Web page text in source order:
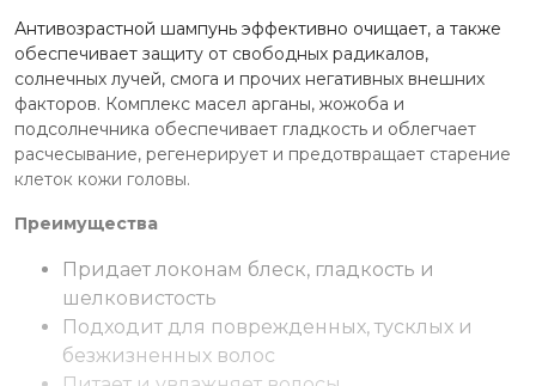
Антивозрастной шампунь эффективно очищает, а также
обеспечивает защиту от свободных радикалов,
солнечных лучей, смога и прочих негативных внешних
факторов. Комплекс масел арганы, жожоба и
подсолнечника обеспечивает гладкость и облегчает
расчесывание, регенерирует и предотвращает старение
клеток кожи головы.
Преимущества
Придает локонам блеск, гладкость и
шелковистость
Подходит для поврежденных, тусклых и
безжизненных волос